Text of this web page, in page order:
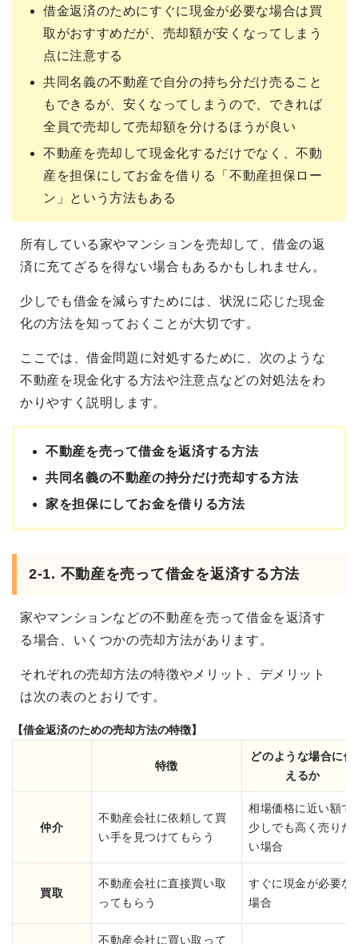
借金返済のためにすぐに現金が必要な場合は買
取がおすすめだが、売却額が安くなってしまう
点に注意する
共同名義の不動産で自分の持ち分だけ売ること
もできるが、安くなってしまうので、できれば
全員で売却して売却額を分けるほうが良い
不動産を売却して現金化するだけでなく、不動
産を担保にしてお金を借りる「不動産担保ロー
ン」という方法もある
所有している家やマンションを売却して、借金の返
済に充てざるを得ない場合もあるかもしれません。
少しでも借金を減らすためには、状況に応じた現金
化の方法を知っておくことが大切です。
ここでは、借金問題に対処するために、次のような
不動産を現金化する方法や注意点などの対処法をわ
かりやすく説明します。
不動産を売って借金を返済する方法
共同名義の不動産の持分だけ売却する方法
家を担保にしてお金を借りる方法
2-1. 不動産を売って借金を返済する方法
家やマンションなどの不動産を売って借金を返済す
る場合、いくつかの売却方法があります。
それぞれの売却方法の特徴やメリット、デメリット
は次の表のとおりです。
【借金返済のための売却方法の特徴】
特徴
どのような場合に使
えるか
仲介
不動産会社に依頼して買
い手を見つけてもらう
相場価格に近い額で
少しでも高く売りた
い場合
買取
不動産会社に直接買い取
ってもらう
すぐに現金が必要な
場合
不動産会社に買い取って